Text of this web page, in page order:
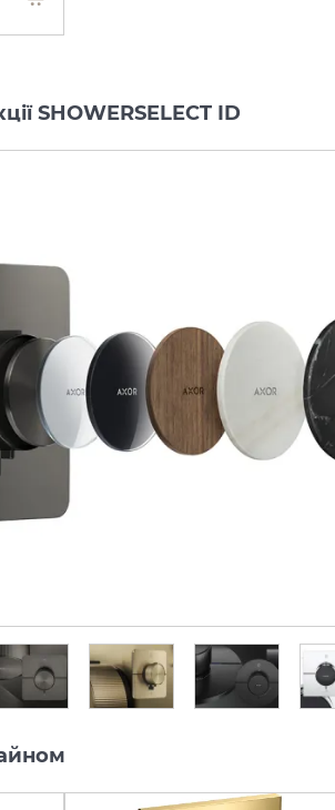
SHOWERSELECT ID
Перемикач AXOR
ShowerSelect ID
Виробник:
AXOR